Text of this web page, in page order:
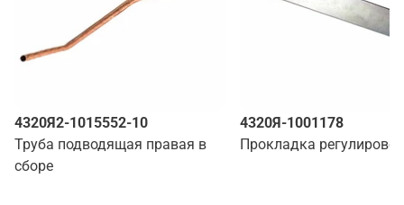
4320Я2-1015552-10
Труба подводящая правая в
сборе
4320Я-1001178
Прокладка